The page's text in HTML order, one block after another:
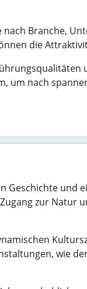
Branche,
die
um nach
Geschichte und
zur Natur
wie